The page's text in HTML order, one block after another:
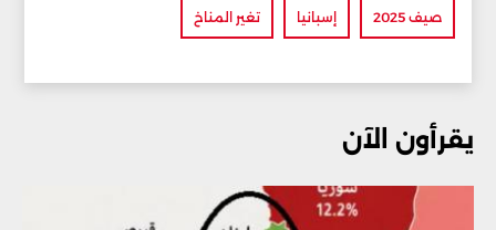
صيف 2025 إسبانيا تغير المناخ
يقرأون الآن